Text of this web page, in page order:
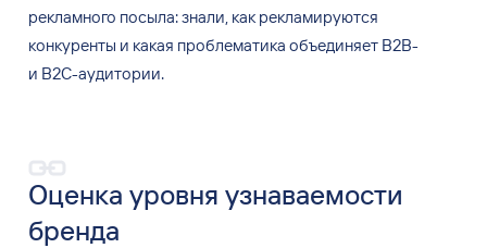
рекламного посыла: знали, как рекламируются
конкуренты и какая проблематика объединяет B2B-
и B2C-аудитории.
Оценка уровня узнаваемости
бренда